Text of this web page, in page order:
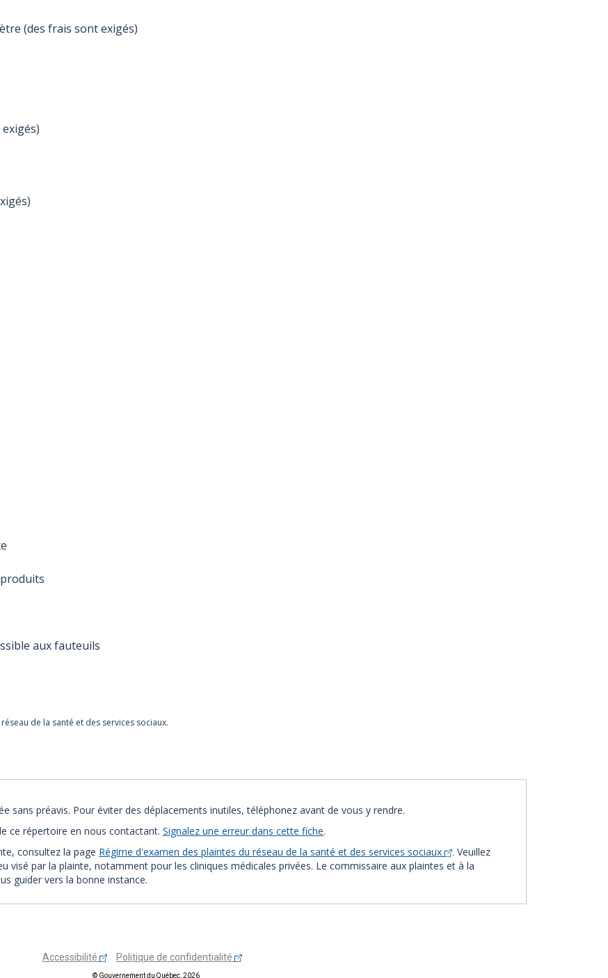
(des frais sont exigés)
aux fauteuils
de la santé et des services sociaux.
sans préavis. Pour éviter des déplacements inutiles, téléphonez avant de vous y rendre.
ce répertoire en nous contactant. Signalez une erreur dans cette fiche.
consultez la page Régime d'examen des plaintes du réseau de la santé et des services sociaux
. Veuillez
visé par la plainte, notamment pour les cliniques médicales privées. Le commissaire aux plaintes et à la
guider vers la bonne instance.
Accessibilité Politique de confidentialité
© Gouvernement du Québec, 2026